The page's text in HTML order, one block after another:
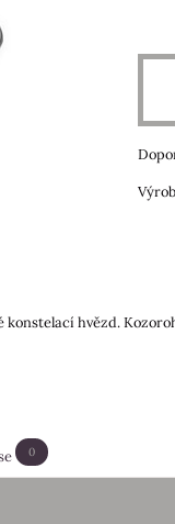
konstelací hvězd.
0